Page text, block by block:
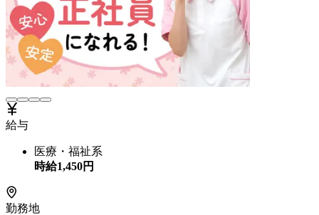
給与
医療・福祉系
時給1,450円
勤務地